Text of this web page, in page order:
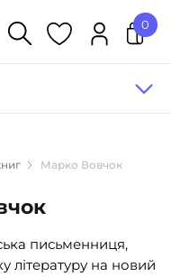
(527)
0
Марко Вовчок
письменниця,
літературу на новий